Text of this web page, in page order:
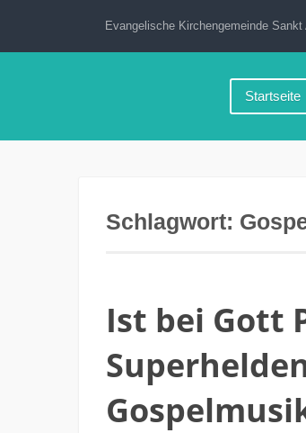
springen
Evangelische Kirchengemeinde
Startseite
Schlagwort:
Ist bei Gott